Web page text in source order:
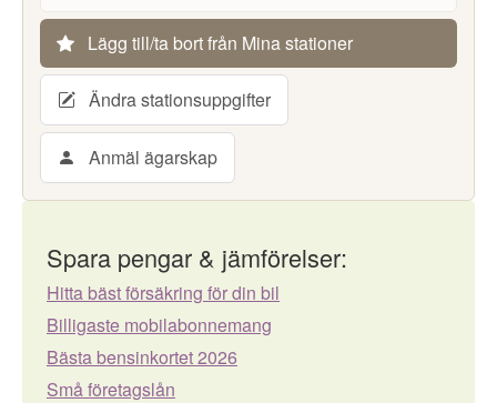
Lägg till/ta bort från Mina stationer
Ändra stationsuppgifter
Anmäl ägarskap
Spara pengar & jämförelser:
Hitta bäst försäkring för din bil
Billigaste mobilabonnemang
Bästa bensinkortet 2026
Små företagslån